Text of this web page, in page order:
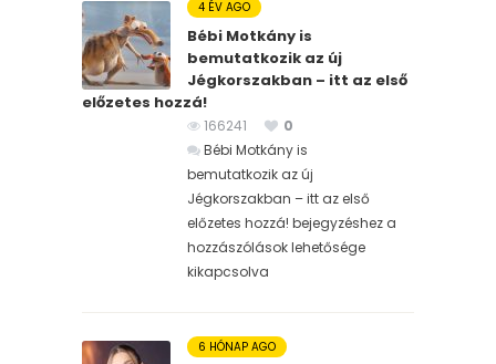
4 ÉV AGO
Bébi Motkány is
bemutatkozik az új
Jégkorszakban – itt az első
előzetes hozzá!
166241
0
Bébi Motkány is
bemutatkozik az új
Jégkorszakban – itt az első
előzetes hozzá! bejegyzéshez a
hozzászólások lehetősége
kikapcsolva
6 HÓNAP AGO